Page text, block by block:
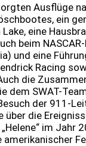
Ausflüge
ein
eine
beim
und eine
Racing
die
dem SWAT-
der 911-
über die
im Jahr
amerikanischer